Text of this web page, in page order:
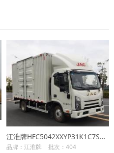
江淮牌HFC5042XXYP31K1C7S厢式运输车
品牌：江淮牌 批次：404